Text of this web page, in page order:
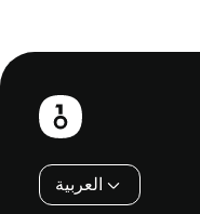
تذييل
العربية